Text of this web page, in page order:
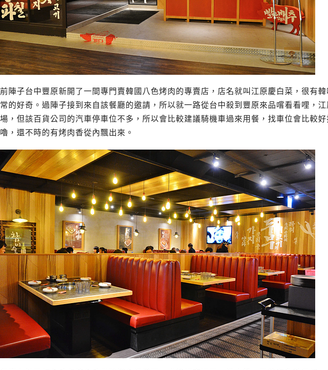
前陣子台中豐原新開了一間專門賣韓國八色烤肉的專賣店，店名就叫江原慶白菜，很有
常的好奇。過陣子接到來自該餐廳的邀請，所以就一路從台中殺到豐原來品嚐看看哩，
場，但該百貨公司的汽車停車位不多，所以會比較建議騎機車過來用餐，找車位會比較
嚕，還不時的有烤肉香從內飄出來。